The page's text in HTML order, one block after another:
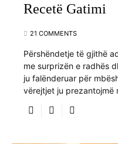
Recetë Gatimi
21 COMMENTS
Përshëndetje të gjithë
me surprizën e radhës
ju falënderuar për
vërejtjet ju prezantojmë